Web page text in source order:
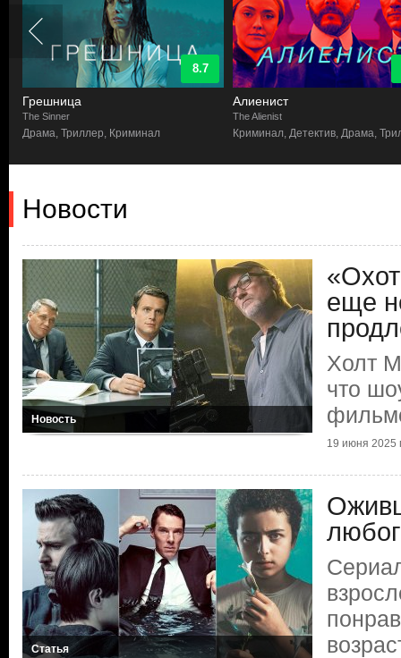
8.7
Грешница
The Sinner
Драма, Триллер, Криминал
Алиенист
The Alienist
Криминал, Детектив, Драма,
Новости
Новость
еще
Холт
что
19 июня 2025
Статья